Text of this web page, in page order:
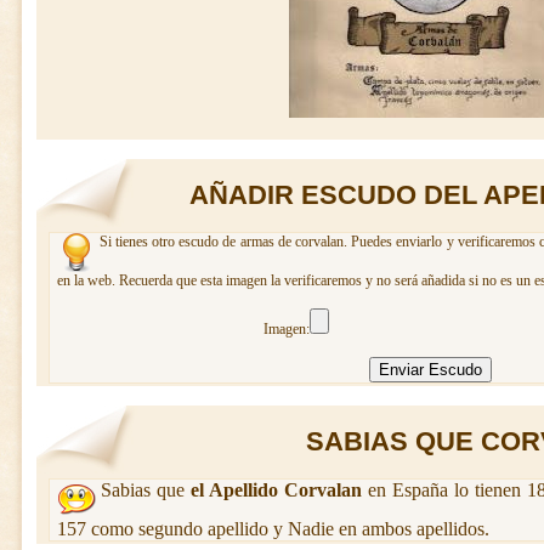
AÑADIR ESCUDO DEL
Si tienes otro escudo de armas de corvalan. Puedes enviarlo y
en la web. Recuerda que esta imagen la verificaremos y no será añadida si no es un
Imagen:
SABIAS QUE
Sabias queel Apellido Corvalan en España lo tienen
157 como segundo apellido y Nadie en ambos apellidos.